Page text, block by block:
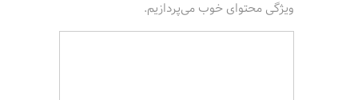
ویژگی محتوای خوب می‌پردازیم.